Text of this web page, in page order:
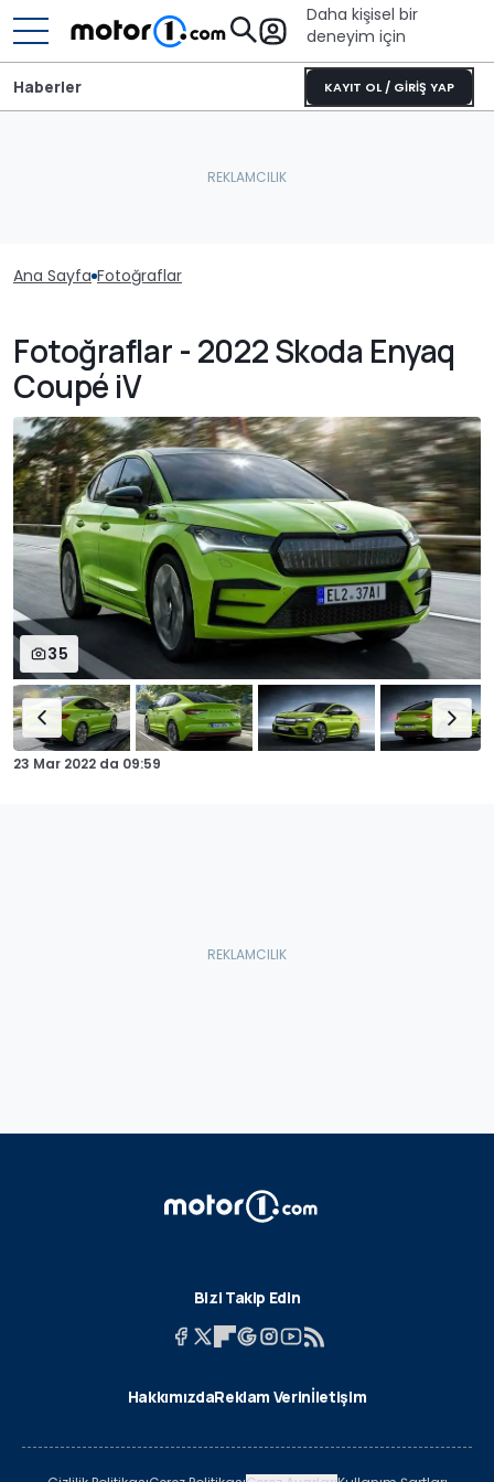
Daha kişisel bir
deneyim için
KAYIT OL / GİRİŞ YAP
Haberler
Ana Sayfa Fotoğraflar
Fotoğraflar - 2022 Skoda Enyaq
Coupé iV
35
23 Mar 2022 da 09:59
Bizi Takip Edin
HakkımızdaReklam Verinİletişim